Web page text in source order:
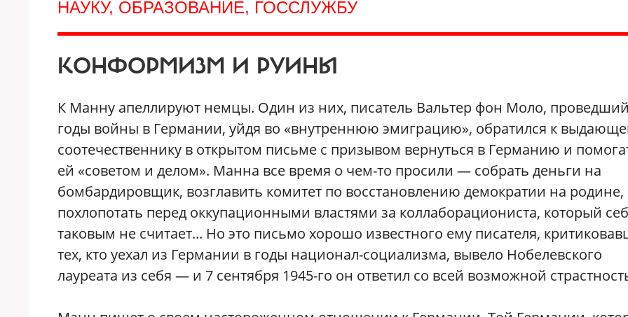
НАУКУ, ОБРАЗОВАНИЕ, ГОССЛУЖБУ
КОНФОРМИЗМ И РУИНЫ
К Манну апеллируют немцы. Один из них, писатель Вальтер фон Моло, проведший
годы войны в Германии, уйдя во «внутреннюю эмиграцию», обратился к
соотечественнику в открытом письме с призывом вернуться в Германию и
ей «советом и делом». Манна все время о чем-то просили — собрать деньги на
бомбардировщик, возглавить комитет по восстановлению демократии на родине,
похлопотать перед оккупационными властями за коллаборациониста, который
таковым не считает... Но это письмо хорошо известного ему писателя,
тех, кто уехал из Германии в годы национал-социализма, вывело Нобелевского
лауреата из себя — и 7 сентября 1945-го он ответил со всей возможной